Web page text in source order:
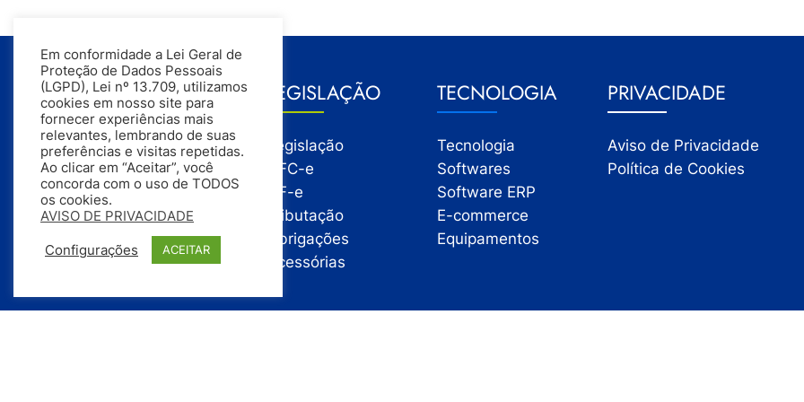
GESTÃO
Gestão
Gestão Financeira
Gestão de Pessoas
Compras
Estoque
Vendas
LEGISLAÇÃO
Legislação
NFC-e
NF-e
Tributação
Obrigações
Acessórias
TECNOLOGIA
Tecnologia
Softwares
Software ERP
E-commerce
Equipamentos
PRIVACIDADE
Aviso de Privacidade
Política de Cookies
Em conformidade a Lei Geral de
Proteção de Dados Pessoais
(LGPD), Lei nº 13.709, utilizamos
cookies em nosso site para
fornecer experiências mais
relevantes, lembrando de suas
preferências e visitas repetidas.
Ao clicar em “Aceitar”, você
concorda com o uso de TODOS
os cookies.
AVISO DE PRIVACIDADE
Configurações ACEITAR